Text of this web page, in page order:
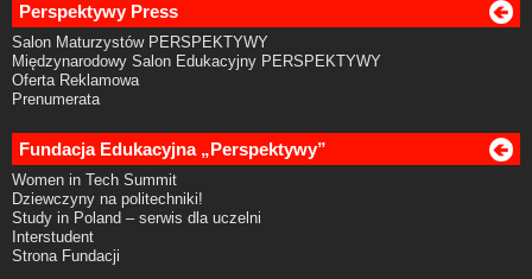
Perspektywy Press
Salon Maturzystów PERSPEKTYWY
Międzynarodowy Salon Edukacyjny PERSPEKTYWY
Oferta Reklamowa
Prenumerata
Fundacja Edukacyjna „Perspektywy”
Women in Tech Summit
Dziewczyny na politechniki!
Study in Poland – serwis dla uczelni
Interstudent
Strona Fundacji